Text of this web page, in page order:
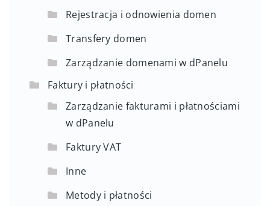
Rejestracja i odnowienia domen
Transfery domen
Zarządzanie domenami w dPanelu
Faktury i płatności
Zarządzanie fakturami i płatnościami
w dPanelu
Faktury VAT
Inne
Metody i płatności